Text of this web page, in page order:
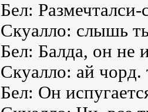
Бел:
Скуалло: слышь
Бел: Балда, он не
Скуалло: ай
Бел: Он